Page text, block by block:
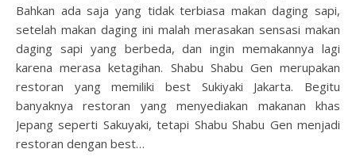
Bahkan ada saja yang tidak terbiasa makan daging sapi,
setelah makan daging ini malah merasakan sensasi makan
daging sapi yang berbeda, dan ingin memakannya lagi
karena merasa ketagihan. Shabu Shabu Gen merupakan
restoran yang memiliki best Sukiyaki Jakarta. Begitu
banyaknya restoran yang menyediakan makanan khas
Jepang seperti Sakuyaki, tetapi Shabu Shabu Gen menjadi
restoran dengan best…